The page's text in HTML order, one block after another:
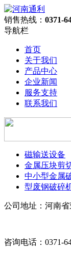
销售热线： 0371-
导航栏
首页
关于我们
产品中心
企业新闻
服务支持
联系我们
磁输送设备
金属压块剪
中小型金属
型废钢破碎
公司地址：河南
咨询电话：0371-